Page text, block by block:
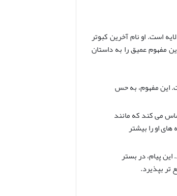
است. او نام آخرین کبوتر
چندین مفهوم عمیق را به داستان
این مفهوم، به حس
می کند که مانند
او را بیشتر
پیام، در بستر
تر بپذیرد.